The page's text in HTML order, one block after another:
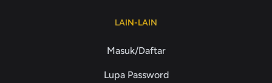
LAIN-LAIN
Masuk/Daftar
Lupa Password